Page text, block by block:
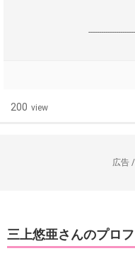
200 view
広告
三上悠亜さんのプロ